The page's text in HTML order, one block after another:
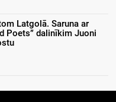
Latgolā. Saruna ar
Poets” dalinīkim Juoni